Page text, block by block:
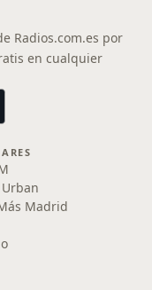
Radios.com.es por
en cualquier
Urban
Madrid